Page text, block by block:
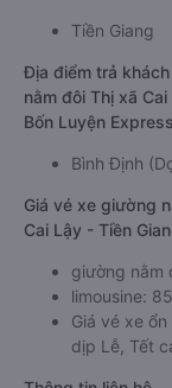
Tiền Giang
Địa điểm trả
nằm đôi Thị xã
Bốn Luyện Express
Bình Định
Giá vé xe giường
Cai Lậy - Tiền
giường nằm
limousine:
Giá vé xe
dịp Lễ, Tết